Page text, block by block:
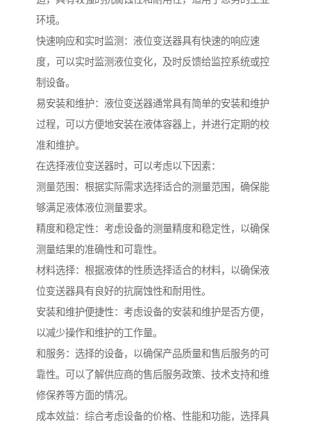
环境。
快速响应和实时监测：液位变送器具有快速的响应速
度，可以实时监测液位变化，及时反馈给监控系统或控
制设备。
易安装和维护：液位变送器通常具有简单的安装和维护
过程，可以方便地安装在液体容器上，并进行定期的校
准和维护。
在选择液位变送器时，可以考虑以下因素：
测量范围：根据实际需求选择适合的测量范围，确保能
够满足液体液位测量要求。
精度和稳定性：考虑设备的测量精度和稳定性，以确保
测量结果的准确性和可靠性。
材料选择：根据液体的性质选择适合的材料，以确保液
位变送器具有良好的抗腐蚀性和耐用性。
安装和维护便捷性：考虑设备的安装和维护是否方便，
以减少操作和维护的工作量。
和服务：选择的设备，以确保产品质量和售后服务的可
靠性。可以了解供应商的售后服务政策、技术支持和维
修保养等方面的情况。
成本效益：综合考虑设备的价格、性能和功能，选择具